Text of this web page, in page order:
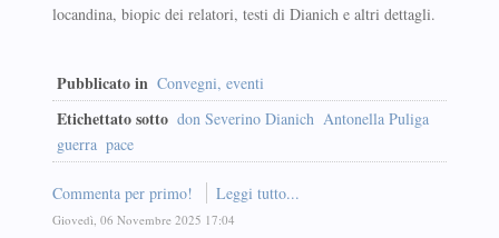
locandina, biopic dei relatori, testi di Dianich e altri dettagli.
Pubblicato in Convegni, eventi
Etichettato sotto don Severino Dianich Antonella Puliga
guerra pace
Commenta per primo! Leggi tutto...
Giovedì, 06 Novembre 2025 17:04